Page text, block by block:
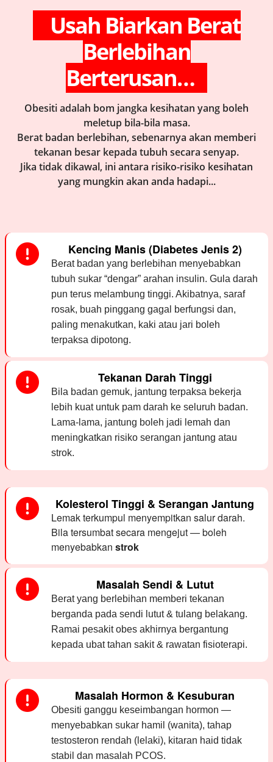
Usah Biarkan Berat
Berlebihan
Berterusan…
Obesiti adalah bom jangka kesihatan yang boleh
meletup bila-bila masa.
Berat badan berlebihan, sebenarnya akan memberi
tekanan besar kepada tubuh secara senyap.
Jika tidak dikawal, ini antara risiko-risiko kesihatan
yang mungkin akan anda hadapi...
Kencing Manis (Diabetes Jenis 2)
Berat badan yang berlebihan menyebabkan
tubuh sukar “dengar” arahan insulin. Gula darah
pun terus melambung tinggi. Akibatnya, saraf
rosak, buah pinggang gagal berfungsi dan,
paling menakutkan, kaki atau jari boleh
terpaksa dipotong.
Tekanan Darah Tinggi
Bila badan gemuk, jantung terpaksa bekerja
lebih kuat untuk pam darah ke seluruh badan.
Lama-lama, jantung boleh jadi lemah dan
meningkatkan risiko serangan jantung atau
strok.
Kolesterol Tinggi & Serangan Jantung
Lemak terkumpul menyempitkan salur darah.
Bila tersumbat secara mengejut — boleh
menyebabkan strok
Masalah Sendi & Lutut
Berat yang berlebihan memberi tekanan
berganda pada sendi lutut & tulang belakang.
Ramai pesakit obes akhirnya bergantung
kepada ubat tahan sakit & rawatan fisioterapi.
Masalah Hormon & Kesuburan
Obesiti ganggu keseimbangan hormon —
menyebabkan sukar hamil (wanita), tahap
testosteron rendah (lelaki), kitaran haid tidak
stabil dan masalah PCOS.